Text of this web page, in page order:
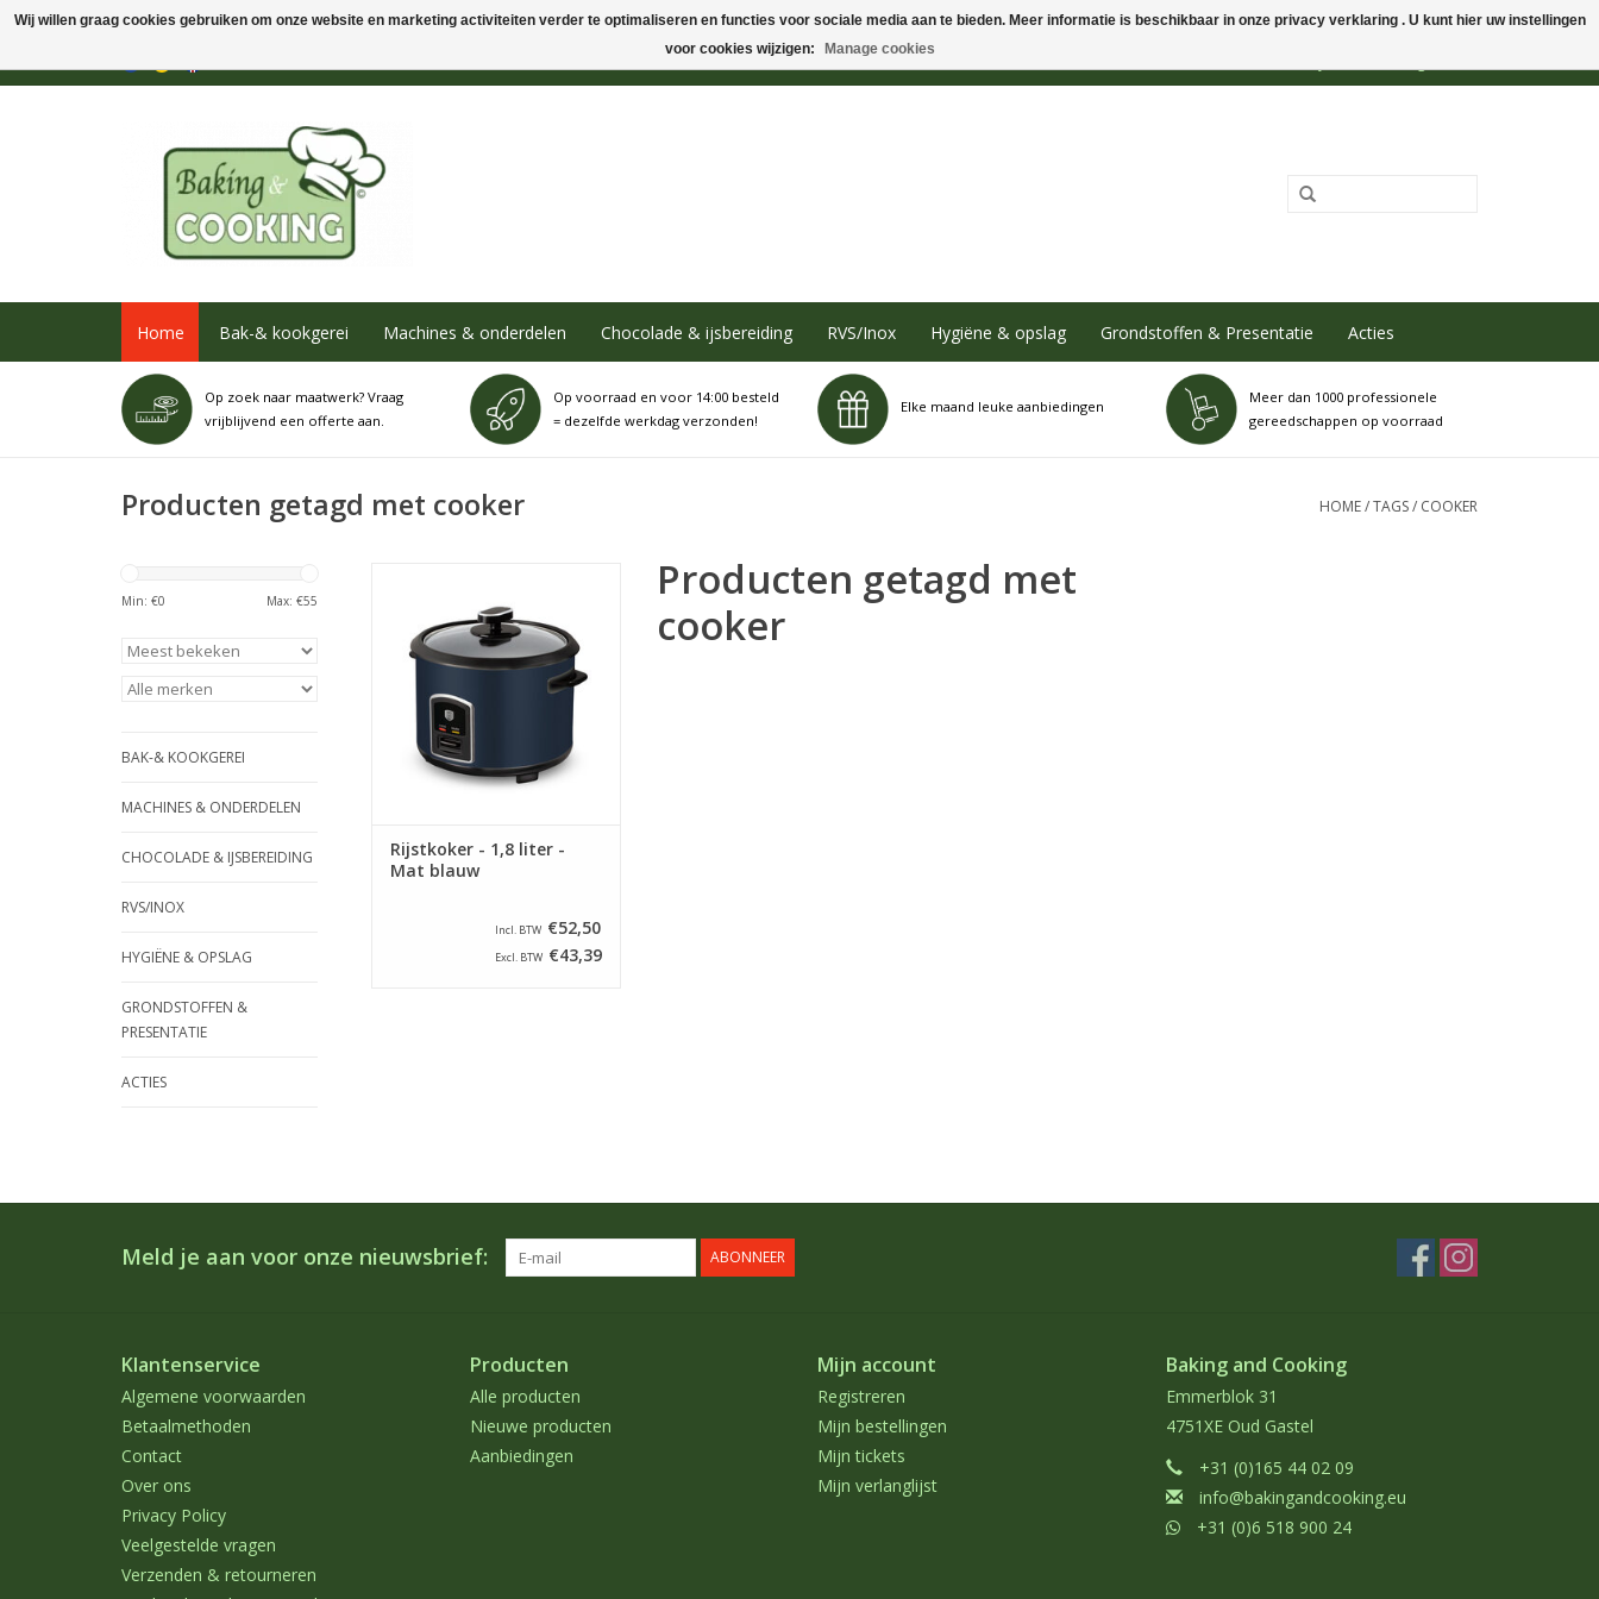
Home Bak-& kookgerei Machines & onderdelen Chocolade & ijsbereiding RVS/Inox Hygiëne & opslag Grondstoffen & Presentatie Acties
Op zoek naar maatwerk? Vraag
vrijblijvend een offerte aan.
Op voorraad en voor 14:00 besteld
= dezelfde werkdag verzonden!
Elke maand leuke aanbiedingen
Meer dan 1000 professionele
gereedschappen op voorraad
Producten getagd met cooker HOME/TAGS/ COOKER
Min: €0 Max: €55
BAK-& KOOKGEREI
MACHINES & ONDERDELEN
CHOCOLADE & IJSBEREIDING
RVS/INOX
HYGIËNE & OPSLAG
GRONDSTOFFEN &
PRESENTATIE
ACTIES
TOEVOEGEN AAN WINKELWAGEN
Rijstkoker - 1,8 liter -
Mat blauw
Incl. BTW €52,50
Excl. BTW €43,39
Producten getagd met
cooker
Meld je aan voor onze nieuwsbrief: ABONNEER
Klantenservice
Algemene voorwaarden
Betaalmethoden
Contact
Over ons
Privacy Policy
Veelgestelde vragen
Verzenden & retourneren
Producten
Alle producten
Nieuwe producten
Aanbiedingen
Mijn account
Registreren
Mijn bestellingen
Mijn tickets
Mijn verlanglijst
Baking and Cooking
Emmerblok 31
4751XE Oud Gastel
+31 (0)165 44 02 09
info@bakingandcooking.eu
+31 (0)6 518 900 24
Wij willen graag cookies gebruiken om onze website en marketing activiteiten verder te optimaliseren en functies voor sociale media aan te bieden. Meer informatie is beschikbaar in onze privacy verklaring . U kunt hier uw instellingen
voor cookies wijzigen:
Manage cookies